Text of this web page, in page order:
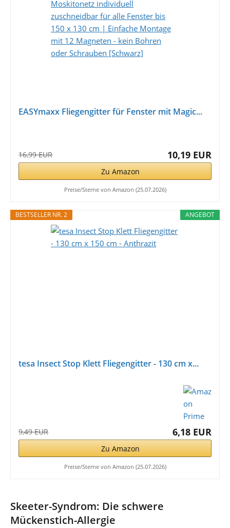
EASYmaxx Fliegengitter für Fenster mit Magic...
16,99 EUR 10,19 EUR
Zu Amazon
Preise/Sterne von Amazon (25.07.2026)
ANGEBOT
BESTSELLER NR. 2
tesa Insect Stop Klett Fliegengitter - 130 cm x...
9,49 EUR 6,18 EUR
Zu Amazon
Preise/Sterne von Amazon (25.07.2026)
Skeeter-Syndrom: Die schwere
Mückenstich-Allergie